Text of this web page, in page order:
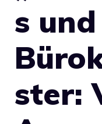
s und
ster: